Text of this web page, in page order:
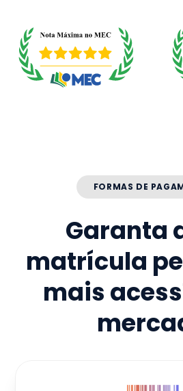
FORMAS DE
Garanta
matrícula
mais